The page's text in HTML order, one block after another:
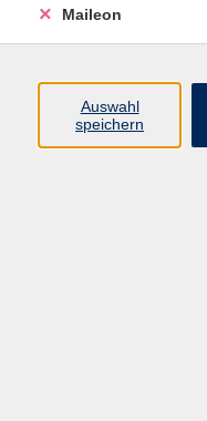
Maileon
Auswahl
speichern